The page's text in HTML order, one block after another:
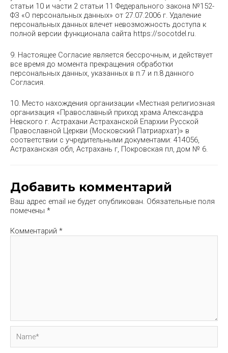
статьи 10 и части 2 статьи 11 Федерального закона №152-
ФЗ «О персональных данных» от 27.07.2006 г. Удаление
персональных данных влечет невозможность доступа к
полной версии функционала сайта https://socotdel.ru.
9. Настоящее Согласие является бессрочным, и действует
все время до момента прекращения обработки
персональных данных, указанных в п.7 и п.8 данного
Согласия.
10. Место нахождения организации «Местная религиозная
организация «Православный приход храма Александра
Невского г. Астрахани Астраханской Епархии Русской
Православной Церкви (Московский Патриархат)» в
соответствии с учредительными документами: 414056,
Астраханская обл, Астрахань г, Покровская пл, дом № 6.
Добавить комментарий
Ваш адрес email не будет опубликован. Обязательные поля
помечены *
Комментарий *